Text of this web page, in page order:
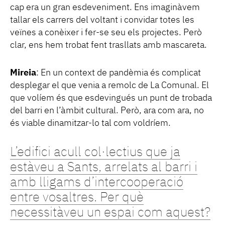
cap era un gran esdeveniment. Ens imaginàvem
tallar els carrers del voltant i convidar totes les
veïnes a conèixer i fer-se seu els projectes. Però
clar, ens hem trobat fent trasllats amb mascareta.
Mireia: En un context de pandèmia és complicat
desplegar el que venia a remolc de La Comunal. El
que volíem és que esdevingués un punt de trobada
del barri en l’àmbit cultural. Però, ara com ara, no
és viable dinamitzar-lo tal com voldríem.
L’edifici acull col·lectius que ja
estàveu a Sants, arrelats al barri i
amb lligams d’intercooperació
entre vosaltres. Per què
necessitàveu un espai com aquest?